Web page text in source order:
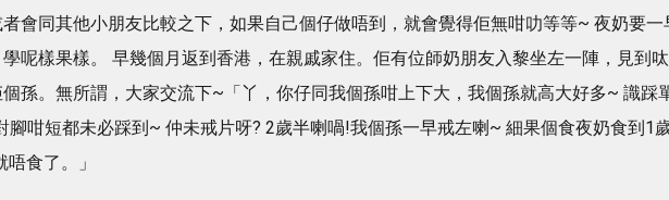
會同其他小朋友比較之下，如果自己個仔做唔到，就會覺得佢無咁叻等等~ 夜奶要一
呢樣果樣。 早幾個月返到香港，在親戚家住。佢有位師奶朋友入黎坐左一陣，見到呔
孫。無所謂，大家交流下~「丫，你仔同我個孫咁上下大，我個孫就高大好多~ 識踩
腳咁短都未必踩到~ 仲未戒片呀? 2歲半喇喎!我個孫一早戒左喇~ 細果個食夜奶食到1
食了。」